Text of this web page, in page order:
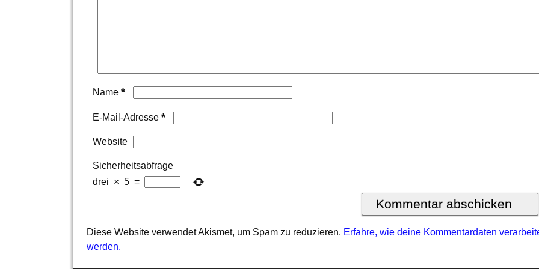
Name *
E-Mail-Adresse *
Website
Sicherheitsabfrage
drei × 5 =
Diese Website verwendet Akismet, um Spam zu reduzieren. Erfahre, wie deine Kommentardaten
werden.